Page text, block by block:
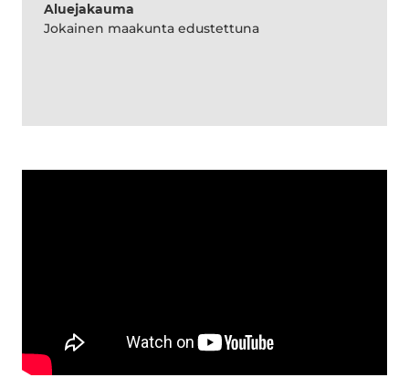
Aluejakauma
Jokainen maakunta edustettuna